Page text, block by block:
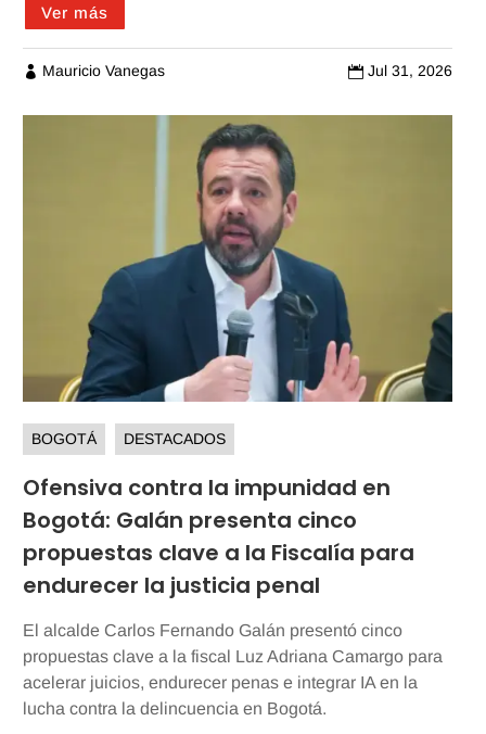
Ver más
 Mauricio Vanegas  Jul 31, 2026
BOGOTÁ DESTACADOS
Ofensiva contra la impunidad en
Bogotá: Galán presenta cinco
propuestas clave a la Fiscalía para
endurecer la justicia penal
El alcalde Carlos Fernando Galán presentó cinco
propuestas clave a la fiscal Luz Adriana Camargo para
acelerar juicios, endurecer penas e integrar IA en la
lucha contra la delincuencia en Bogotá.